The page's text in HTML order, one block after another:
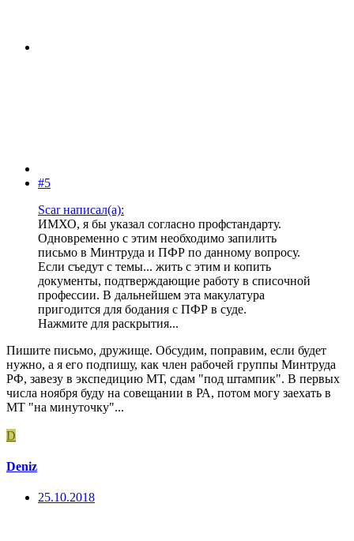
#5
Scar написал(а):
ИМХО, я бы указал согласно профстандарту.
Одновременно с этим необходимо запилить
письмо в Минтруда и ПФР по данному вопросу.
Если съедут с темы... жить с этим и копить
документы, подтверждающие работу в списочной
профессии. В дальнейшем эта макулатура
пригодится для бодания с ПФР в суде.
Нажмите для раскрытия...
Пишите письмо, дружище. Обсудим, поправим, если будет
нужно, а я его подпишу, как член рабочей группы Минтруда
РФ, завезу в экспедицию МТ, сдам "под штампик". В первых
числа ноября буду на совещании в РА, потом могу заехать в
МТ "на минуточку"...
D
Deniz
25.10.2018